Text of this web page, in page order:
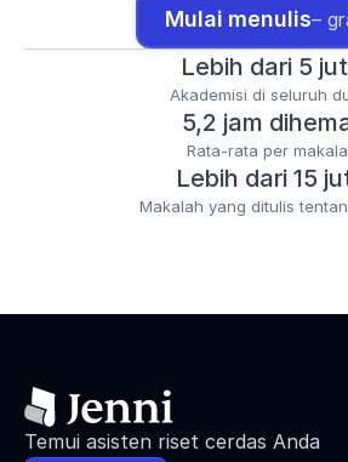
Mulai menulis–
Lebih dari 5
Akademisi di seluruh
5,2 jam
Rata-rata per
Lebih dari 15
Makalah yang ditulis
Temui asisten riset cerdas Anda